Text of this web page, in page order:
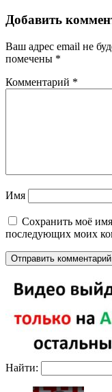
Добавить
Ваш адрес email не
помечены *
Комментарий *
Имя
Сохранить моё
последующих моих
Найти: